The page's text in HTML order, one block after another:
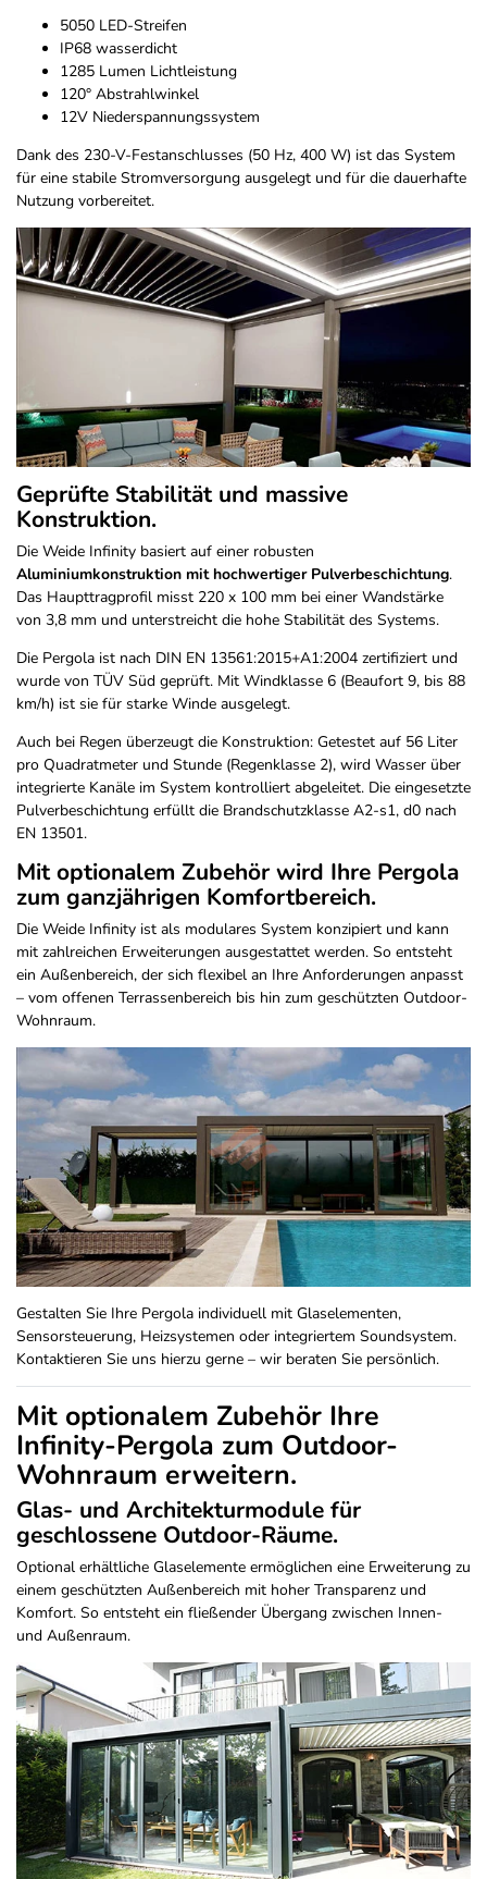
5050 LED-Streifen
IP68 wasserdicht
1285 Lumen Lichtleistung
120° Abstrahlwinkel
12V Niederspannungssystem
Dank des 230-V-Festanschlusses (50 Hz, 400 W) ist das System
für eine stabile Stromversorgung ausgelegt und für die dauerhafte
Nutzung vorbereitet.
Geprüfte Stabilität und massive
Konstruktion.
Die Weide Infinity basiert auf einer robusten
Aluminiumkonstruktion mit hochwertiger Pulverbeschichtung.
Das Haupttragprofil misst 220 x 100 mm bei einer Wandstärke
von 3,8 mm und unterstreicht die hohe Stabilität des Systems.
Die Pergola ist nach DIN EN 13561:2015+A1:2004 zertifiziert und
wurde von TÜV Süd geprüft. Mit Windklasse 6 (Beaufort 9, bis 88
km/h) ist sie für starke Winde ausgelegt.
Auch bei Regen überzeugt die Konstruktion: Getestet auf 56 Liter
pro Quadratmeter und Stunde (Regenklasse 2), wird Wasser über
integrierte Kanäle im System kontrolliert abgeleitet. Die eingesetzte
Pulverbeschichtung erfüllt die Brandschutzklasse A2-s1, d0 nach
EN 13501.
Mit optionalem Zubehör wird Ihre Pergola
zum ganzjährigen Komfortbereich.
Die Weide Infinity ist als modulares System konzipiert und kann
mit zahlreichen Erweiterungen ausgestattet werden. So entsteht
ein Außenbereich, der sich flexibel an Ihre Anforderungen anpasst
– vom offenen Terrassenbereich bis hin zum geschützten Outdoor-
Wohnraum.
Gestalten Sie Ihre Pergola individuell mit Glaselementen,
Sensorsteuerung, Heizsystemen oder integriertem Soundsystem.
Kontaktieren Sie uns hierzu gerne – wir beraten Sie persönlich.
Mit optionalem Zubehör Ihre
Infinity-Pergola zum Outdoor-
Wohnraum erweitern.
Glas- und Architekturmodule für
geschlossene Outdoor-Räume.
Optional erhältliche Glaselemente ermöglichen eine Erweiterung zu
einem geschützten Außenbereich mit hoher Transparenz und
Komfort. So entsteht ein fließender Übergang zwischen Innen-
und Außenraum.